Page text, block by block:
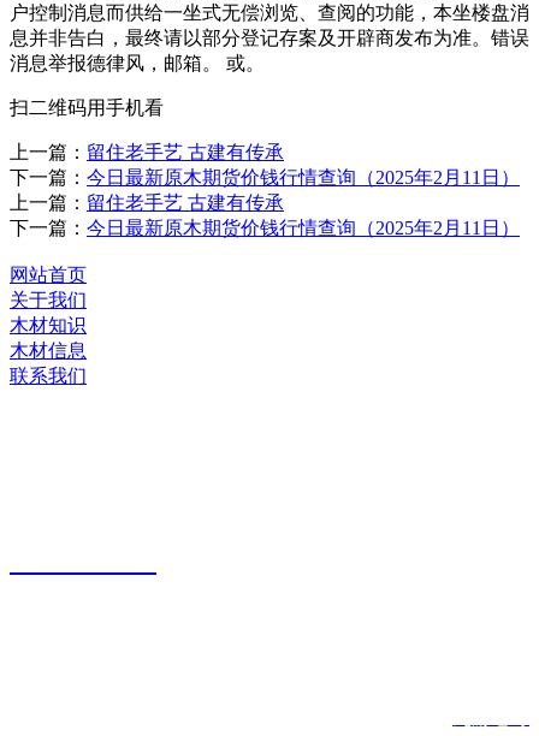
户控制消息而供给一坐式无偿浏览、查阅的功能，本坐楼盘消
息并非告白，最终请以部分登记存案及开辟商发布为准。错误
消息举报德律风，邮箱。 或。
扫二维码用手机看
上一篇： 留住老手艺 古建有传承
下一篇： 今日最新原木期货价钱行情查询（2025年2月11日）
上一篇： 留住老手艺 古建有传承
下一篇： 今日最新原木期货价钱行情查询（2025年2月11日）
网站首页
关于我们
木材知识
木材信息
联系我们